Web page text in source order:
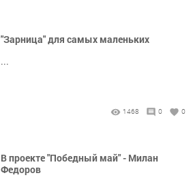
"Зарница" для самых маленьких
...
1468 0 0
В проекте "Победный май" - Милан
Федоров